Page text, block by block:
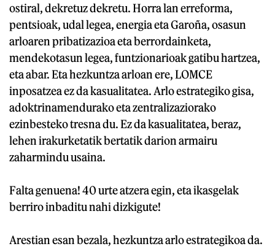
ostiral, dekretuz dekretu. Horra lan erreforma,
pentsioak, udal legea, energia eta Garoña, osasun
arloaren pribatizazioa eta berrordainketa,
mendekotasun legea, funtzionarioak gatibu hartzea,
eta abar. Eta hezkuntza arloan ere, LOMCE
inposatzea ez da kasualitatea. Arlo estrategiko gisa,
adoktrinamendurako eta zentralizaziorako
ezinbesteko tresna du. Ez da kasualitatea, beraz,
lehen irakurketatik bertatik darion armairu
zaharmindu usaina.
Falta genuena! 40 urte atzera egin, eta ikasgelak
berriro inbaditu nahi dizkigute!
Arestian esan bezala, hezkuntza arlo estrategikoa da.